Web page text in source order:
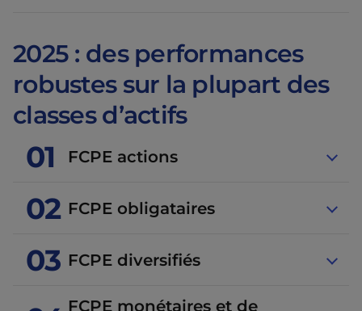
2025 : des performances
robustes sur la plupart des
classes d’actifs
01 FCPE actions
02 FCPE obligataires
03 FCPE diversifiés
FCPE monétaires et de